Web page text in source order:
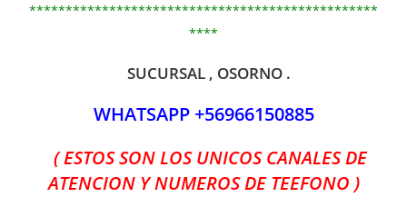
************************************************
****
SUCURSAL , OSORNO .
WHATSAPP +56966150885
( ESTOS SON LOS UNICOS CANALES DE
ATENCION Y NUMEROS DE TEEFONO )